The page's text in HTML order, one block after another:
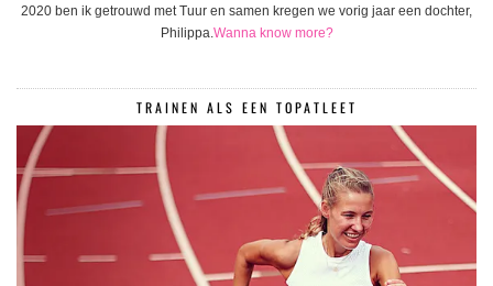
2020 ben ik getrouwd met Tuur en samen kregen we vorig jaar een dochter,
Philippa. Wanna know more?
TRAINEN ALS EEN TOPATLEET